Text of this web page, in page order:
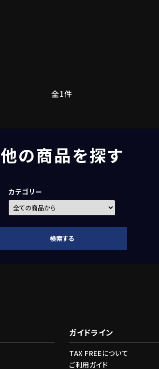
全1件
他の商品を探す
カテゴリー
検索する
ガイドライン
TAX FREEについて
ご利用ガイド